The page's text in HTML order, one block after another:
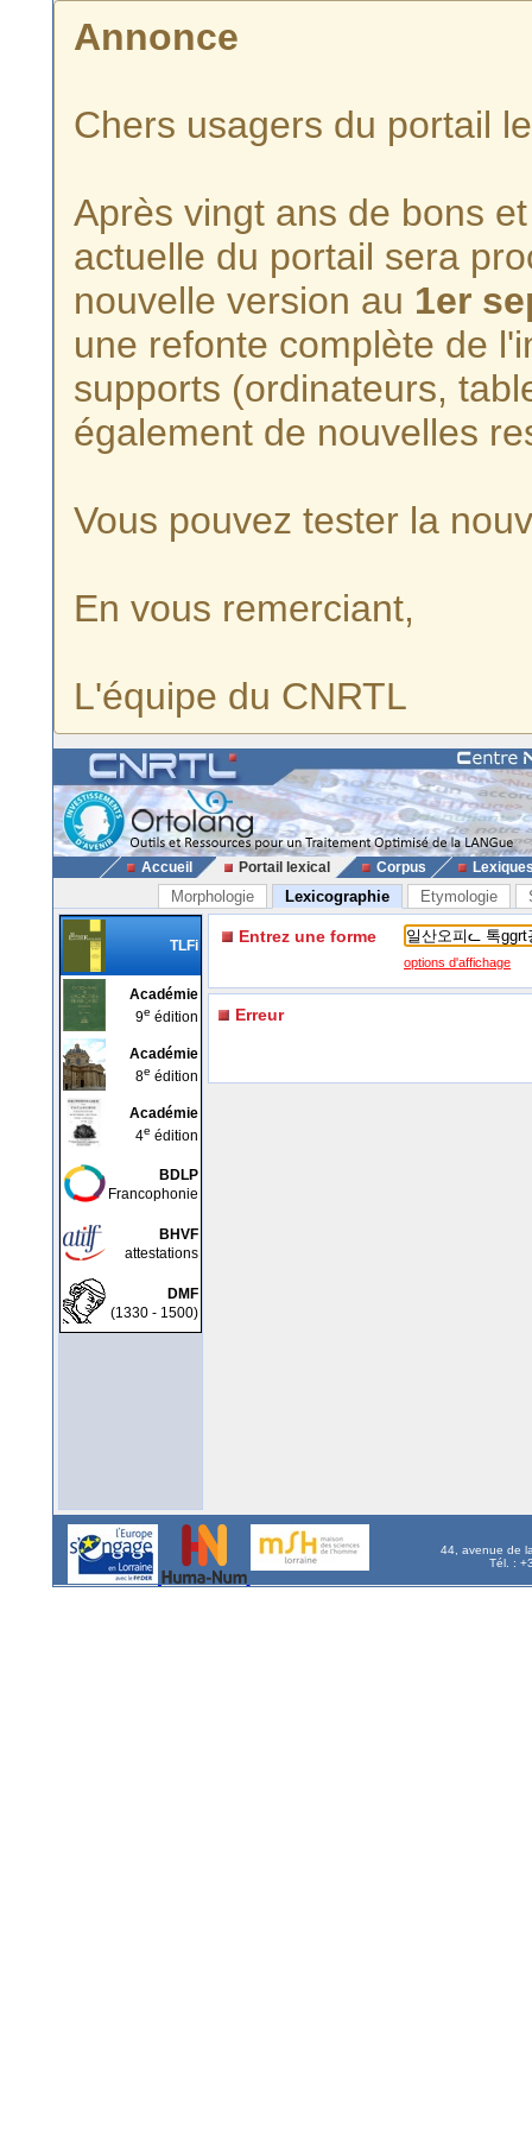
Annonce
Chers usagers du portail
Après vingt ans de bons
actuelle du portail sera
nouvelle version au 1er
une refonte complète de
supports (ordinateurs,
également de nouvelles
Vous pouvez tester la
En vous remerciant,
L'équipe du CNRTL
Accueil Portail lexical Corpus
Morphologie Lexicographie Etymologie
TLFi
Académie
9e édition
Académie
8e édition
Académie
4e édition
BDLP
Francophonie
BHVF
attestations
DMF
(1330 - 1500)
Entrez une forme
options d'affichage
Erreur
44, avenue de
Tél. :